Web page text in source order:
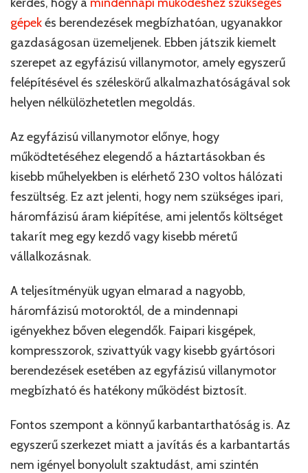
gépekés berendezések megbízhatóan, ugyanakkor
gazdaságosan üzemeljenek. Ebben játszik kiemelt
szerepet az egyfázisú villanymotor, amely egyszerű
felépítésével és széleskörű alkalmazhatóságával sok
helyen nélkülözhetetlen megoldás.
Az egyfázisú villanymotor előnye, hogy
működtetéséhez elegendő a háztartásokban és
kisebb műhelyekben is elérhető 230 voltos hálózati
feszültség. Ez azt jelenti, hogy nem szükséges ipari,
háromfázisú áram kiépítése, ami jelentős költséget
takarít meg egy kezdő vagy kisebb méretű
vállalkozásnak.
A teljesítményük ugyan elmarad a nagyobb,
háromfázisú motoroktól, de a mindennapi
igényekhez bőven elegendők. Faipari kisgépek,
kompresszorok, szivattyúk vagy kisebb gyártósori
berendezések esetében az egyfázisú villanymotor
megbízható és hatékony működést biztosít.
Fontos szempont a könnyű karbantarthatóság is. Az
egyszerű szerkezet miatt a javítás és a karbantartás
nem igényel bonyolult szaktudást, ami szintén